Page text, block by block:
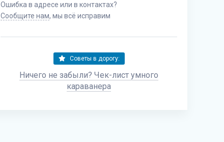
Ошибка в адресе или в контактах?
Сообщите нам, мы всё исправим
Советы в дорогу:
Ничего не забыли? Чек-лист умного
караванера